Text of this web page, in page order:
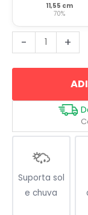
11,55 cm
70%
-
amo
Brotas
I
Brotas
+
Suporta sol
e chuva